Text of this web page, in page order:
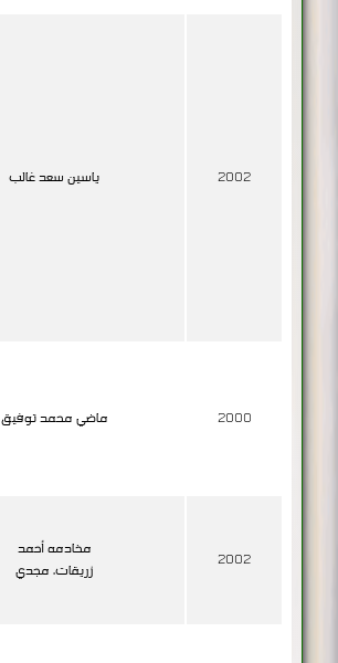
ياسين سعد غالب 2002
ماضي محمد توفيق 2000
مخادمه أحمد
زريقات، مجدي
2002